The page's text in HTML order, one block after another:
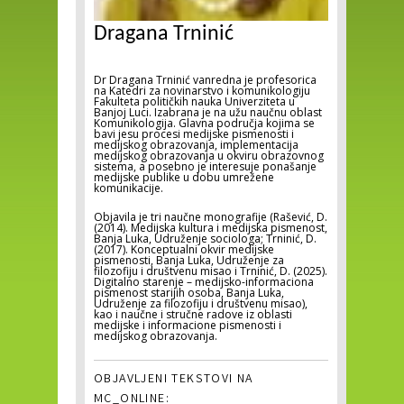
Dragana Trninić
Dr Dragana Trninić vanredna je profesorica
na Katedri za novinarstvo i komunikologiju
Fakulteta političkih nauka Univerziteta u
Banjoj Luci. Izabrana je na užu naučnu oblast
Komunikologija. Glavna područja kojima se
bavi jesu procesi medijske pismenosti i
medijskog obrazovanja, implementacija
medijskog obrazovanja u okviru obrazovnog
sistema, a posebno je interesuje ponašanje
medijske publike u dobu umrežene
komunikacije.
Objavila je tri naučne monografije (Rašević, D.
(2014). Medijska kultura i medijska pismenost,
Banja Luka, Udruženje sociologa; Trninić, D.
(2017). Konceptualni okvir medijske
pismenosti, Banja Luka, Udruženje za
filozofiju i društvenu misao i Trninić, D. (2025).
Digitalno starenje – medijsko-informaciona
pismenost starijih osoba, Banja Luka,
Udruženje za filozofiju i društvenu misao),
kao i naučne i stručne radove iz oblasti
medijske i informacione pismenosti i
medijskog obrazovanja.
OBJAVLJENI TEKSTOVI NA
MC_ONLINE: